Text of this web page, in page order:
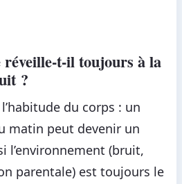
réveille-t-il toujours à la
?
du corps : un
matin peut devenir un
l’environnement (bruit,
parentale) est toujours le